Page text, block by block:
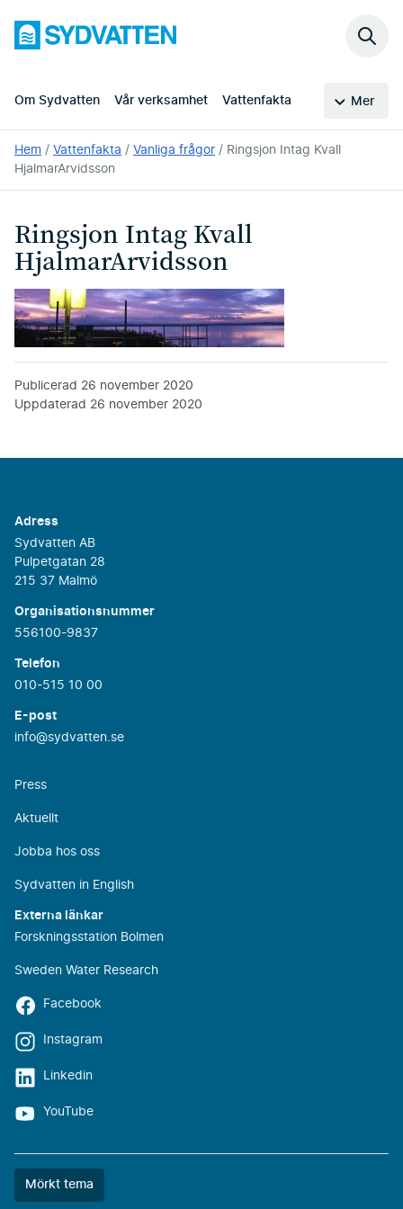
huvudinnehållet
Sydvatten
Om Sydvatten Vår verksamhet Vattenfakta Mer
Sök
Du
är
här:
Hem Vattenfakta Vanliga frågor
Ringsjon Intag Kvall
HjalmarArvidsson
Ringsjon Intag Kvall
HjalmarArvidsson
Publicerad 26 november 2020
Uppdaterad 26 november 2020
Adress
Sydvatten AB
Pulpetgatan 28
215 37 Malmö
Organisationsnummer
556100-9837
Telefon
010-515 10 00
E-post
info@sydvatten.se
Press
Aktuellt
Jobba hos oss
Sydvatten in English
Externa länkar
Forskningsstation Bolmen
Sweden Water Research
Facebook
Instagram
Linkedin
YouTube
Färgtemat
Mörkt tema